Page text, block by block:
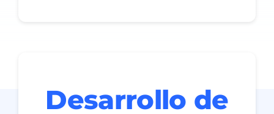
Desarrollo de